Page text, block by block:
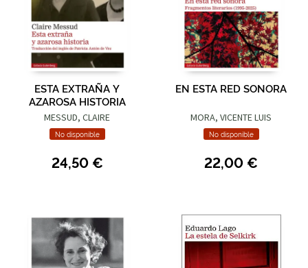
ESTA EXTRAÑA Y
AZAROSA HISTORIA
MESSUD, CLAIRE
No disponible
24,50 €
EN ESTA RED SONORA
MORA, VICENTE LUIS
No disponible
22,00 €